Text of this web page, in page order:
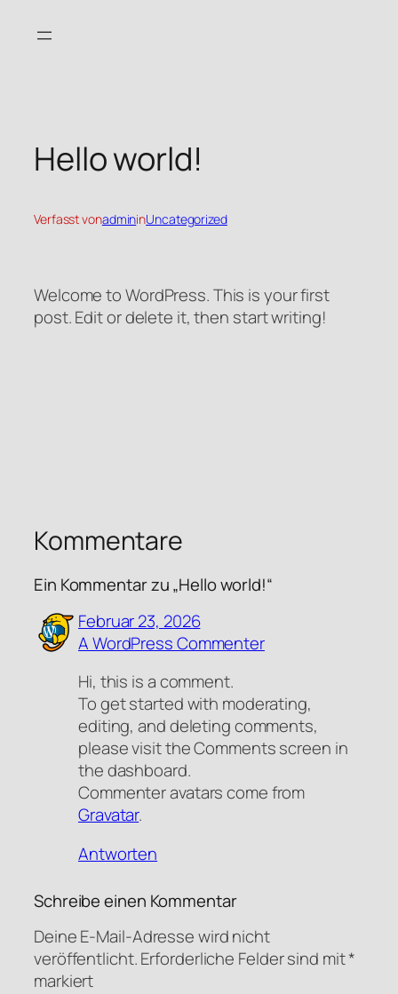
Inhalt
Hello world!
Verfasst vonadmininUncategorized
Welcome to WordPress. This is your first
post. Edit or delete it, then start writing!
Kommentare
Ein Kommentar zu „Hello world!“
Februar 23, 2026
A WordPress Commenter
Hi, this is a comment.
To get started with moderating,
editing, and deleting comments,
please visit the Comments screen in
the dashboard.
Commenter avatars come from
Gravatar.
Antworten
Schreibe einen Kommentar
Deine E-Mail-Adresse wird nicht
veröffentlicht.Erforderliche Felder sind mit*
markiert